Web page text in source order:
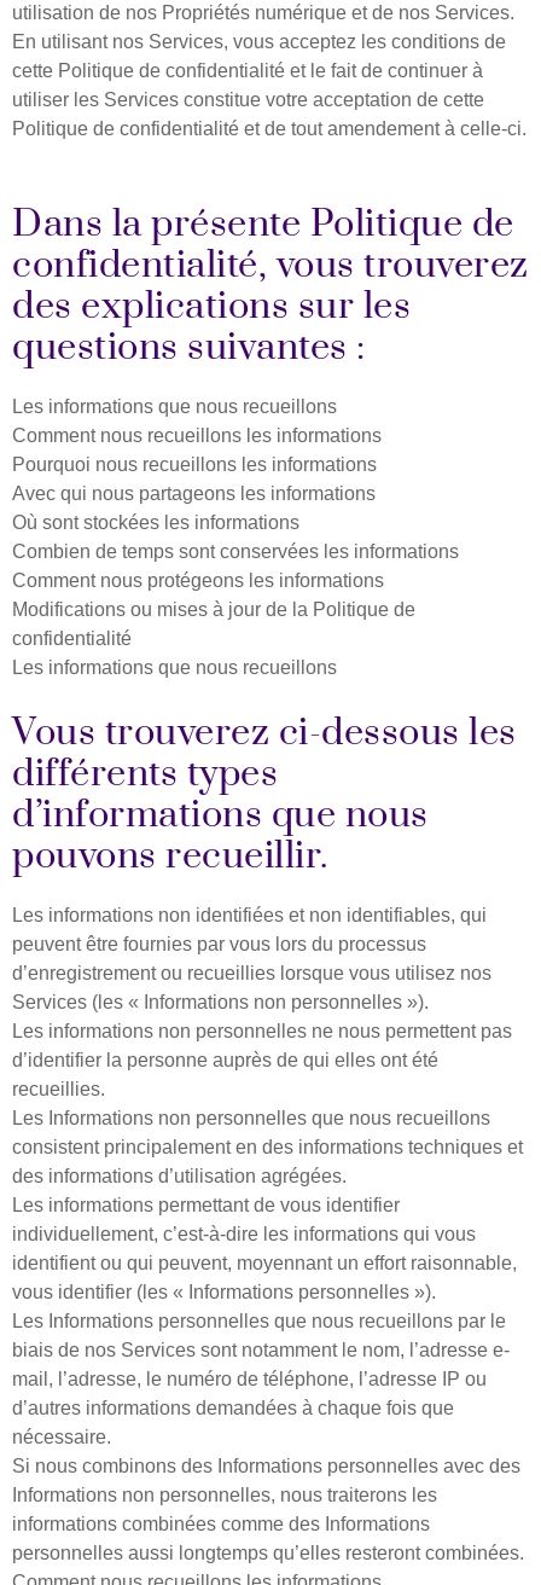
utilisation de nos Propriétés numérique et de nos Services.
En utilisant nos Services, vous acceptez les conditions de
cette Politique de confidentialité et le fait de continuer à
utiliser les Services constitue votre acceptation de cette
Politique de confidentialité et de tout amendement à celle-ci.
Dans la présente Politique de
confidentialité, vous trouverez
des explications sur les
questions suivantes : ​
Les informations que nous recueillons
Comment nous recueillons les informations
Pourquoi nous recueillons les informations
Avec qui nous partageons les informations
Où sont stockées les informations
Combien de temps sont conservées les informations
Comment nous protégeons les informations
Modifications ou mises à jour de la Politique de
confidentialité
Les informations que nous recueillons
Vous trouverez ci-dessous les
différents types
d’informations que nous
pouvons recueillir.
Les informations non identifiées et non identifiables, qui
peuvent être fournies par vous lors du processus
d’enregistrement ou recueillies lorsque vous utilisez nos
Services (les « Informations non personnelles »).
Les informations non personnelles ne nous permettent pas
d’identifier la personne auprès de qui elles ont été
recueillies.
Les Informations non personnelles que nous recueillons
consistent principalement en des informations techniques et
des informations d’utilisation agrégées.
Les informations permettant de vous identifier
individuellement, c’est-à-dire les informations qui vous
identifient ou qui peuvent, moyennant un effort raisonnable,
vous identifier (les « Informations personnelles »).
Les Informations personnelles que nous recueillons par le
biais de nos Services sont notamment le nom, l’adresse e-
mail, l’adresse, le numéro de téléphone, l’adresse IP ou
d’autres informations demandées à chaque fois que
nécessaire.
Si nous combinons des Informations personnelles avec des
Informations non personnelles, nous traiterons les
informations combinées comme des Informations
personnelles aussi longtemps qu’elles resteront combinées.